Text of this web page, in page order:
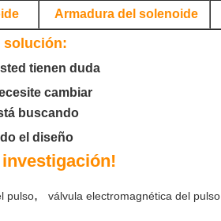
Armadura del solenoide
solución:
tienen duda
cambiar
buscando
el diseño
investigación!
pulso, válvula electromagnética del pulso